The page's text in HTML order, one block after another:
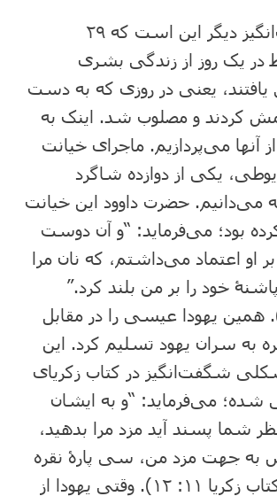
اما نکتۀ حیرت‌انگیز دیگر این است که ۲۹
در یک روز از زندگی بشری
یعنی در روزی که به دست
کردند و مصلوب شد. اینک به
آنها می‌پردازیم. ماجرای خیانت
یکی از دوازده شاگرد
حضرت داوود این خیانت
بود؛ می‌فرماید: “و آن دوست
او اعتماد می‌داشتم، که نان مرا
خود را بر من بلند کرد.”
۴۱: ‏۹). همین یهودا عیسی را در مقابل
سران یهود تسلیم کرد. این
شگفت‌انگیز در کتاب زکریای
شده؛ می‌فرماید: “و به ایشان
شما پسند آید مزد مرا بدهید،
به جهت مزد من، سی پارۀ نقره
وزن کردند.” (کتاب زکریا ۱۱: ‏۱۲). وقتی یهودا از